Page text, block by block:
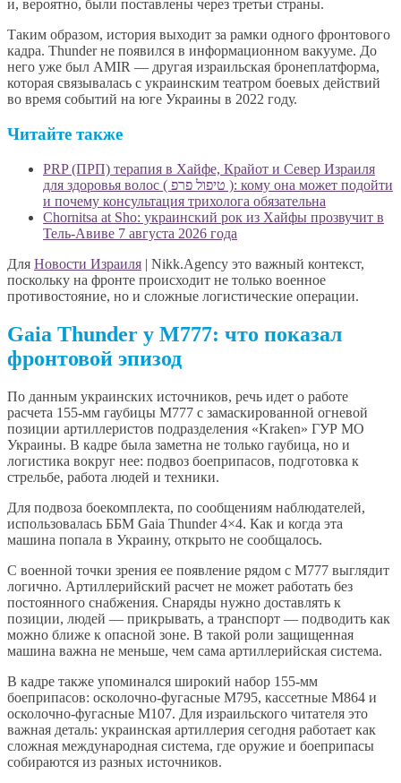
и, вероятно, были поставлены через третьи страны.
Таким образом, история выходит за рамки одного фронтового
кадра. Thunder не появился в информационном вакууме. До
него уже был AMIR — другая израильская бронеплатформа,
которая связывалась с украинским театром боевых действий
во время событий на юге Украины в 2022 году.
Читайте также
PRP (ПРП) терапия в Хайфе, Крайот и Север Израиля
для здоровья волос ( טיפול פרפ ): кому она может подойти
и почему консультация трихолога обязательна
Chornitsa at Sho: украинский рок из Хайфы прозвучит в
Тель-Авиве 7 августа 2026 года
Для Новости Израиля | Nikk.Agency это важный контекст,
поскольку на фронте происходит не только военное
противостояние, но и сложные логистические операции.
Gaia Thunder у M777: что показал
фронтовой эпизод
По данным украинских источников, речь идет о работе
расчета 155-мм гаубицы M777 с замаскированной огневой
позиции артиллеристов подразделения «Kraken» ГУР МО
Украины. В кадре была заметна не только гаубица, но и
логистика вокруг нее: подвоз боеприпасов, подготовка к
стрельбе, работа людей и техники.
Для подвоза боекомплекта, по сообщениям наблюдателей,
использовалась ББМ Gaia Thunder 4×4. Как и когда эта
машина попала в Украину, открыто не сообщалось.
С военной точки зрения ее появление рядом с M777 выглядит
логично. Артиллерийский расчет не может работать без
постоянного снабжения. Снаряды нужно доставлять к
позиции, людей — прикрывать, а транспорт — подводить как
можно ближе к опасной зоне. В такой роли защищенная
машина важна не меньше, чем сама артиллерийская система.
В кадре также упоминался широкий набор 155-мм
боеприпасов: осколочно-фугасные M795, кассетные M864 и
осколочно-фугасные M107. Для израильского читателя это
важная деталь: украинская артиллерия сегодня работает как
сложная международная система, где оружие и боеприпасы
собираются из разных источников.